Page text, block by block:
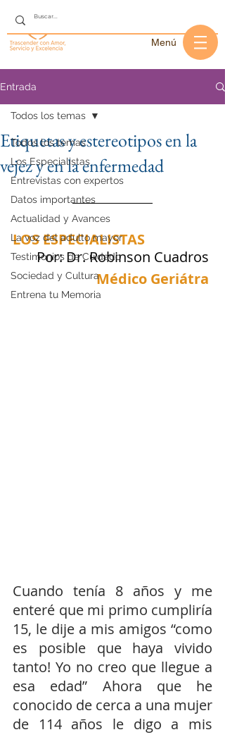
Menú
Entrada
Todos los temas
Los Especialistas
Entrevistas con expertos
Datos importantes
Actualidad y Avances
La voz del adulto mayor
Testimonios de Cuidado
Sociedad y Cultura
Entrena tu Memoria
Todos los temas
Etiquetas y estereotipos en la
vejez y en la enfermedad
LOS ESPECIALISTAS
Por: Dr. Robinson Cuadros
Médico Geriátra
Cuando tenía 8 años y me
enteré que mi primo cumpliría
15, le dije a mis amigos “como
es posible que haya vivido
tanto! Yo no creo que llegue a
esa edad” Ahora que he
conocido de cerca a una mujer
de 114 años le digo a mis